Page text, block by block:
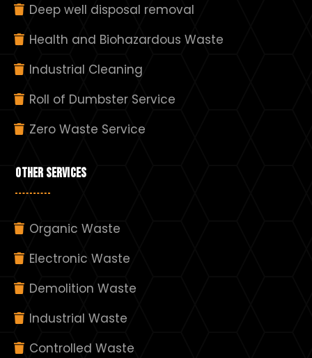
Deep well disposal removal
Health and Biohazardous Waste
Industrial Cleaning
Roll of Dumbster Service
Zero Waste Service
OTHER SERVICES
Organic Waste
Electronic Waste
Demolition Waste
Industrial Waste
Controlled Waste